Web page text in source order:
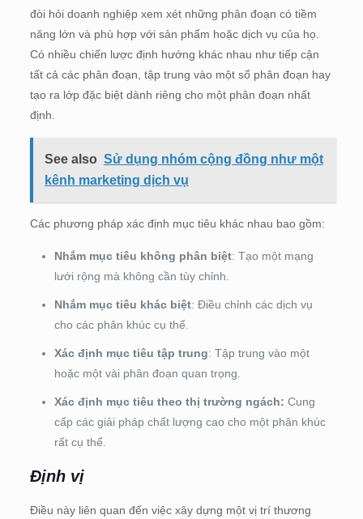
đòi hỏi doanh nghiệp xem xét những phân đoạn có tiềm
năng lớn và phù hợp với sản phẩm hoặc dịch vụ của họ.
Có nhiều chiến lược định hướng khác nhau như tiếp cận
tất cả các phân đoạn, tập trung vào một số phân đoạn hay
tạo ra lớp đặc biệt dành riêng cho một phân đoạn nhất
định.
See also Sử dụng nhóm cộng đồng như một
kênh marketing dịch vụ
Các phương pháp xác định mục tiêu khác nhau bao gồm:
Nhắm mục tiêu không phân biệt: Tạo một mạng
lưới rộng mà không cần tùy chỉnh.
Nhắm mục tiêu khác biệt: Điều chỉnh các dịch vụ
cho các phân khúc cụ thể.
Xác định mục tiêu tập trung: Tập trung vào một
hoặc một vài phân đoạn quan trọng.
Xác định mục tiêu theo thị trường ngách: Cung
cấp các giải pháp chất lượng cao cho một phân khúc
rất cụ thể.
Định vị
Điều này liên quan đến việc xây dựng một vị trí thương